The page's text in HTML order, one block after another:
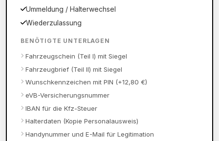
Ummeldung / Halterwechsel
Wiederzulassung
BENÖTIGTE UNTERLAGEN
Fahrzeugschein (Teil I) mit Siegel
Fahrzeugbrief (Teil II) mit Siegel
Wunschkennzeichen mit PIN (+12,80 €)
eVB-Versicherungsnummer
IBAN für die Kfz-Steuer
Halterdaten (Kopie Personalausweis)
Handynummer und E-Mail für Legitimation